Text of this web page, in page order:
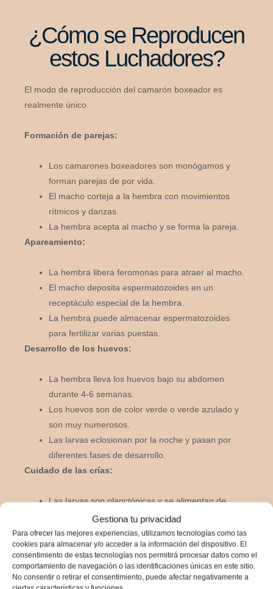
Gestiona tu privacidad
Para ofrecer las mejores experiencias, utilizamos tecnologías como las
cookies para almacenar y/o acceder a la información del dispositivo. El
consentimiento de estas tecnologías nos permitirá procesar datos como el
comportamiento de navegación o las identificaciones únicas en este sitio.
No consentir o retirar el consentimiento, puede afectar negativamente a
¿Cómo se Reproducen
estos Luchadores?
El modo de reproducción del camarón boxeador es
realmente único.
Formación de parejas:
Los camarones boxeadores son monógamos y
forman parejas de por vida.
El macho corteja a la hembra con movimientos
rítmicos y danzas.
La hembra acepta al macho y se forma la pareja.
Apareamiento:
La hembra libera feromonas para atraer al macho.
El macho deposita espermatozoides en un
receptáculo especial de la hembra.
La hembra puede almacenar espermatozoides
para fertilizar varias puestas.
Desarrollo de los huevos:
La hembra lleva los huevos bajo su abdomen
durante 4-6 semanas.
Los huevos son de color verde o verde azulado y
son muy numerosos.
Las larvas eclosionan por la noche y pasan por
diferentes fases de desarrollo.
Cuidado de las crías:
Las larvas son planctónicas y se alimentan de
algas y microorganismos.
Las larvas que sobreviven a la fase planctónica se
convierten en juveniles.
Los juveniles se establecen en el fondo marino y
adoptan el comportamiento adulto.